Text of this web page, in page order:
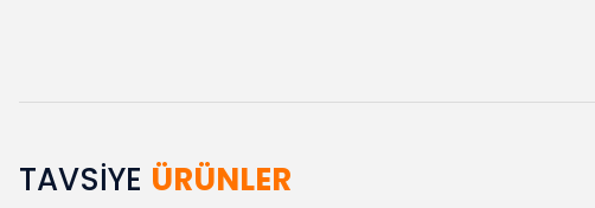
Bu ürünün fiyat bilgisi, resim, ürün açıklamalarında ve diğer
TAVSİYE ÜRÜNLER